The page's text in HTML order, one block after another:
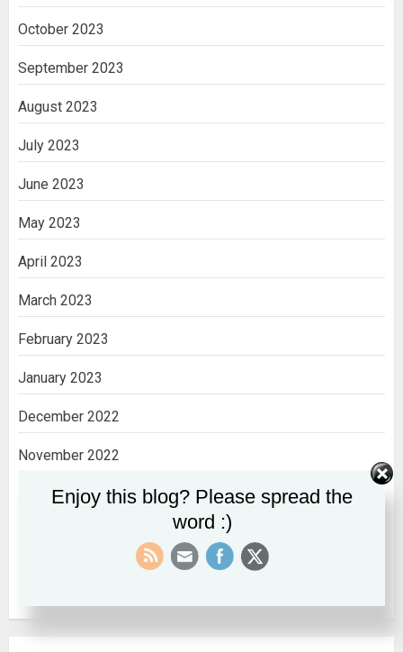
October 2023
September 2023
August 2023
July 2023
June 2023
May 2023
April 2023
March 2023
February 2023
January 2023
December 2022
November 2022
October 2022
Enjoy this blog? Please spread the
word :)